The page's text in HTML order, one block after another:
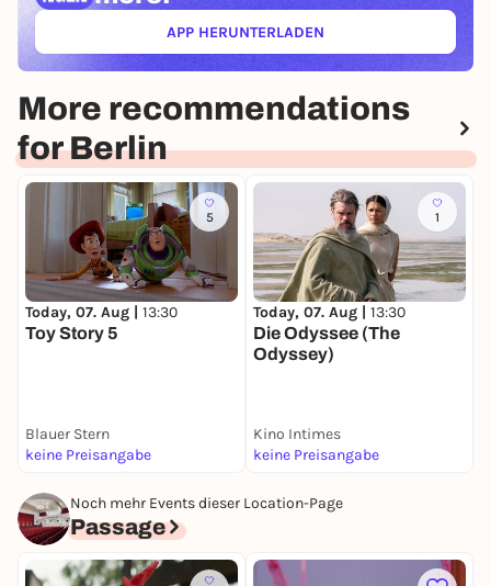
APP HERUNTERLADEN(ÖFFNET IN NEUEM TAB)
More recommendations
for Berlin
5
Today, 07. Aug | 13:30
Toy Story 5
Blauer Stern
keine Preisangabe
1
Today, 07. Aug | 13:30
Die Odyssee (The
Odyssey)
Kino Intimes
keine Preisangabe
Noch mehr Events dieser Location-Page
Passage